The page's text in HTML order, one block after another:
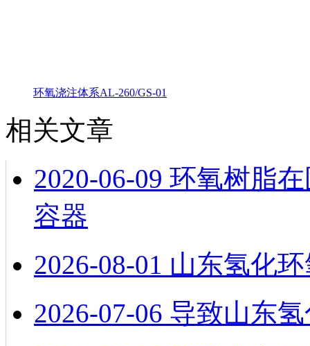
环氧浇注体系AL-260/GS-01
相关文章
2020-06-09 环氧树脂
容器
2026-08-01 山东氢化
2026-07-06 导致山东